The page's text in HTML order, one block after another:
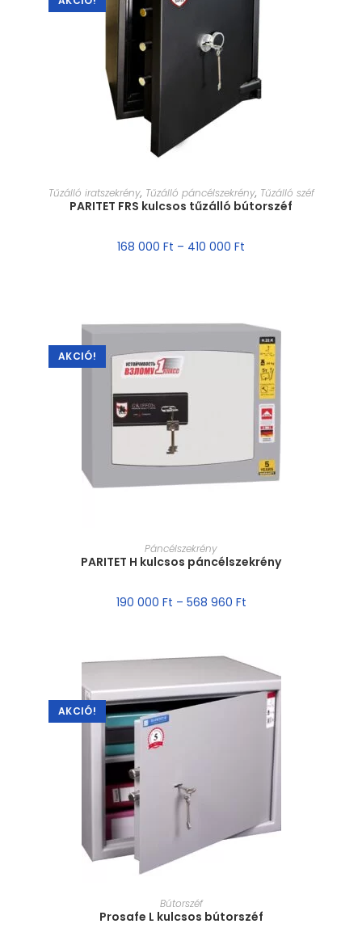
MÉRET VÁLASZTÁSA
Tűzálló iratszekrény, Tűzálló páncélszekrény, Tűzálló széf
PARITET FRS kulcsos tűzálló bútorszéf
168 000 Ft – 410 000 Ft
AKCIÓ!
MÉRET VÁLASZTÁSA
Páncélszekrény
PARITET H kulcsos páncélszekrény
190 000 Ft – 568 960 Ft
AKCIÓ!
MÉRET VÁLASZTÁSA
Bútorszéf
Prosafe L kulcsos bútorszéf